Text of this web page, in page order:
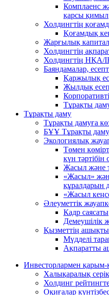
Комплаенс
қарсы қимыл
Холдингтің
Қоғамдық
Жарғылық
Холдингтің
Холдингтің НҚА/
Баяндамалар,
Қаржылық
Жылдық
Тұрақты
Тұрақты даму
Тұрақты дамуға
БҰҰ Тұрақты даму
Экологиялық
Төмен
күн
Жасыл және
«Жасыл»
құралдарын
«Жасыл
Әлеуметтік
Кадр саясаты
Демеушілік
Қызметтің
Мүдделі
Ақпаратты
Инвесторлармен қарым-
Халықаралық
Холдинг
Оқиғалар